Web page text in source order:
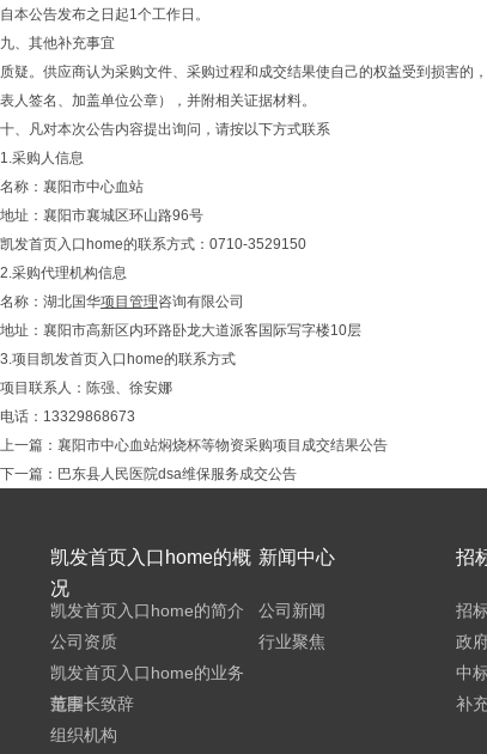
自本公告发布之日起1个工作日。
九、其他补充事宜
质疑。供应商认为采购文件、采购过程和成交结果使自己的权益受到损害
表人签名、加盖单位公章），并附相关证据材料。
十、凡对本次公告内容提出询问，请按以下方式联系
1.采购人信息
名称：襄阳市中心血站
地址：襄阳市襄城区环山路96号
凯发首页入口home的联系方式：0710-3529150
2.采购代理机构信息
名称：湖北国华项目管理咨询有限公司
地址：襄阳市高新区内环路卧龙大道派客国际写字楼10层
3.项目凯发首页入口home的联系方式
项目联系人：陈强、徐安娜
电话：13329868673
上一篇： 襄阳市中心血站焖烧杯等物资采购项目成交结果公告
下一篇： 巴东县人民医院dsa维保服务成交公告
凯发首页入口home的概
况
凯发首页入口home的简介
公司资质
凯发首页入口home的业务
范围
董事长致辞
组织机构
新闻中心
公司新闻
行业聚焦
招
招
政
中
补